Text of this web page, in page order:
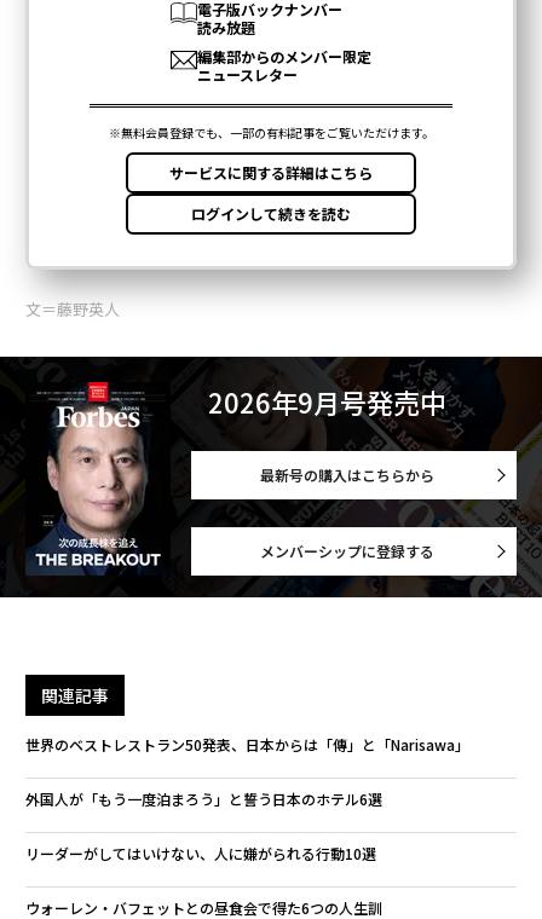
文＝藤野英人
2026年9月号発売中
最新号の購入はこちらから
メンバーシップに登録する
関連記事
世界のベストレストラン50発表、日本からは「傳」と「Narisawa」
外国人が「もう一度泊まろう」と誓う日本のホテル6選
リーダーがしてはいけない、人に嫌がられる行動10選
ウォーレン・バフェットとの昼食会で得た6つの人生訓